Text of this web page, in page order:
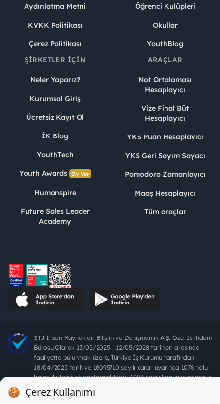
Aydınlatma Metni
KVKK Politikası
Çerez Politikası
Öğrenci Kulüpleri
Okullar
YouthBlog
ŞIRKETLER İÇIN
Neler Yaparız?
Kurumsal Giriş
Ücretsiz Kayıt Ol
İK Blog
YouthTech
Youth Awards Oy Ver
Humanspire
Future Sales Leader
Academy
ARAÇLAR
Not Ortalaması
Hesaplayıcı
Vize Final Büt
Hesaplayıcı
YKS Puan Hesaplayıcı
YKS Geri Sayım Sayacı
Pomodoro Zamanlayıcı
Maaş Hesaplayıcı
Tüm araçlar
STJ İnsan Kaynakları Bilişim ve Danışmanlık A.Ş. Özel İstihdam
Bürosu Olarak 13/05/2025 - 12/05/2028 tarihleri arasında
faaliyette bulunmak üzere, Türkiye İş Kurumu tarafından
18/04/2025 tarih ve 18095710 sayılı karar uyarınca 1078 nolu
belge ile faaliyet göstermektedir. 4904 sayılı kanun uyarınca iş
arayanlardan ücret alınması yasaktır.